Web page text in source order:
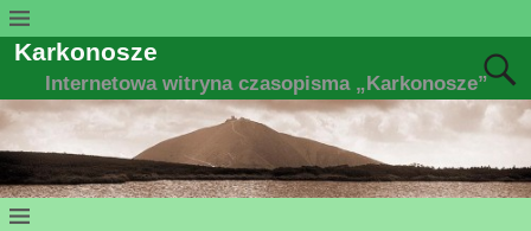
Karkonosze
Internetowa witryna czasopisma „Karkonosze”